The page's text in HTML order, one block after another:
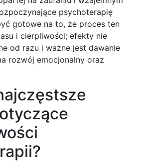
psychoterapię
gotowe na to, że proces ten
i cierpliwości; efekty nie
od razu i ważne jest dawanie
rozwój emocjonalny oraz